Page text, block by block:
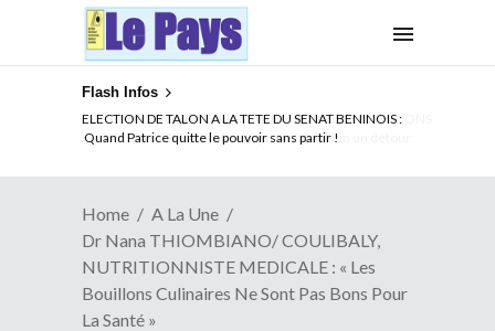
Flash Infos
ELECTION DE TALON A LA TETE DU SENAT BENINOIS :
Quand Patrice quitte le pouvoir sans partir !
Home
A La Une
Dr Nana THIOMBIANO/ COULIBALY,
NUTRITIONNISTE MEDICALE : « Les
Bouillons Culinaires Ne Sont Pas Bons Pour
La Santé »